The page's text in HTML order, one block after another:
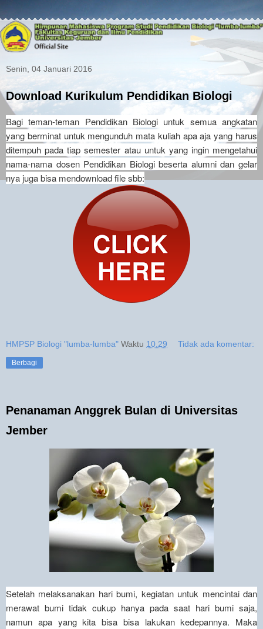
Senin, 04 Januari 2016
Download Kurikulum Pendidikan Biologi
Bagi teman-teman Pendidikan Biologi untuk semua angkatan
yang berminat untuk mengunduh mata kuliah apa aja yang harus
ditempuh pada tiap semester atau untuk yang ingin mengetahui
nama-nama dosen Pendidikan Biologi beserta alumni dan gelar
nya juga bisa mendownload file sbb:
HMPSP Biologi "lumba-lumba" Waktu 10.29 Tidak ada komentar:
Berbagi
Penanaman Anggrek Bulan di Universitas
Jember
Setelah melaksanakan hari bumi, kegiatan untuk mencintai dan
merawat bumi tidak cukup hanya pada saat hari bumi saja,
namun apa yang kita bisa bisa lakukan kedepannya. Maka